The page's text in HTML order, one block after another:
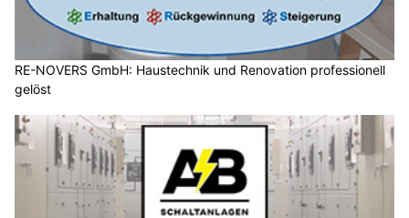
RE-NOVERS GmbH: Haustechnik und Renovation professionell
gelöst